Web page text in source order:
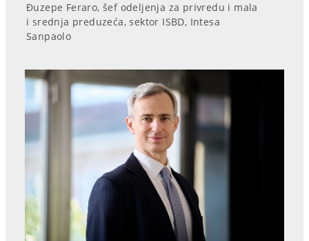
Đuzepe Feraro, šef odeljenja za privredu i mala
i srednja preduzeća, sektor ISBD, Intesa
Sanpaolo